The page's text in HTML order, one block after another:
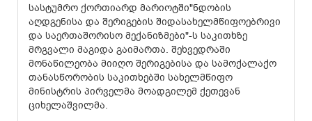
სასტუმრო ქორთიარდ მარიოტში"ნდობის
აღდგენისა და შერიგების შიდასახელმწიფოებრივი
და საერთაშორისო მექანიზმები"-ს საკითხზე
მრგვალი მაგიდა გაიმართა. შეხვედრაში
მონაწილეობა მიიღო შერიგებისა და სამოქალაქო
თანასწორობის საკითხებში სახელმწიფო
მინისტრის პირველმა მოადგილემ ქეთევან
ციხელაშვილმა.